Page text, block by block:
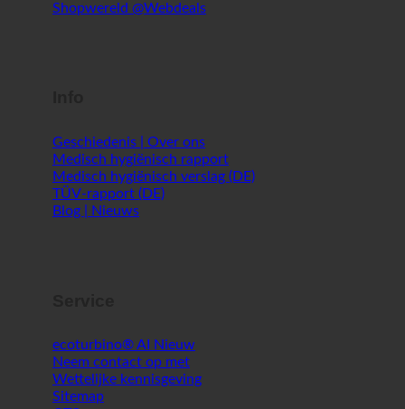
Gezond leven @SFERICS®
Geschiedenis | Over ons
Medisch hygiënisch rapport
Medisch hygiënisch verslag (DE)
TÜV-rapport (DE)
ecoturbino® AI
Neem contact op met
Wettelijke kennisgeving